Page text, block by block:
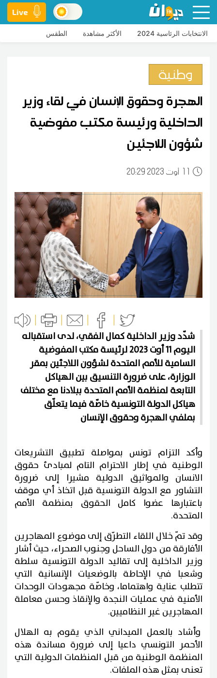
Live
الانتخابات الرئاسية 2024 الأكثر مشاهدة الطقس
وطنية
الهجرة وحقوق الإنسان في لقاء وزير
الداخلية ورئيسة مكتب مفوضية
شؤون اللاجئين
11 20:29 2023 أوت
شدّد وزير الداخلية كمال الفقي، لدى استقباله
اليوم 11 أوت 2023 لرئيسة مكتب المفوضية
السامية للأمم المتحدة لشؤون اللاجئين بمقر
الوزارة، على ضرورة التنسيق بين الهياكل
التابعة لمنظمة الأمم المتحدة ببلادنا مع مختلف
هياكل الدولة التونسية خاصّة فيما يتعلّق
بملفي الهجرة وحقوق الإنسان
وأكد التزام تونس بمواصلة تطبيق التشريعات
الوطنية في إطار الاحترام التام لمبادئ حقوق
الانسان والمواثيق الدولية مشيرا إلى ضرورة
التشاور مع الدولة التونسية قبل اتخاذ أي موقف
باعتبارها عضوا كامل الحقوق بمنظمة الأمم
المتحدة.
وقد تمّ خلال اللقاء التطرّق إلى موضوع المهاجرين
الأفارقة من دول الساحل وجنوب الصحراء، حيث أشار
وزير الداخلية إلى تقاليد الدولة التونسية سلطة
وشعبا في الإحاطة بالوضعيات الإنسانية التي
تتطلب عناية واهتماما، وخاصّة مجهودات الوحدات
الأمنية في عمليات النجدة والإنقاذ وحسن معاملة
المهاجرين غير النظاميين.
وأشاد بالعمل الميداني الذي يقوم به الهلال
الأحمر التونسي داعيا إلى ضرورة مساندة هذه
المنظمة الوطنية من قبل المنظمات الدولية التي
تعنى بمثل هذه الملفات.